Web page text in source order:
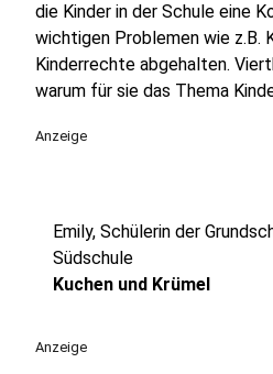
die Kinder in der Schule eine
wichtigen Problemen wie z.B.
Kinderrechte abgehalten.
warum für sie das Thema
Anzeige
Emily, Schülerin der
Südschule
Kuchen und Krümel
Anzeige